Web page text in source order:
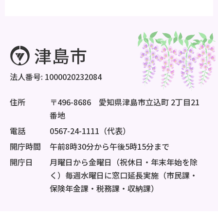
法人番号: 1000020232084
住所
〒496-8686 愛知県津島市立込町 2丁目21
番地
電話
0567-24-1111（代表）
開庁時間
午前8時30分から午後5時15分まで
開庁日
月曜日から金曜日（祝休日・年末年始を除
く）毎週水曜日に窓口延長実施（市民課・
保険年金課・税務課・収納課）